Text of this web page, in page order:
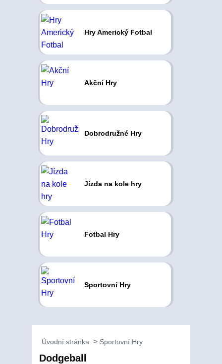
Hry Americký Fotbal
Akční Hry
Dobrodružné Hry
Jízda na kole hry
Fotbal Hry
Sportovní Hry
Úvodní stránka Sportovní Hry
Dodgeball